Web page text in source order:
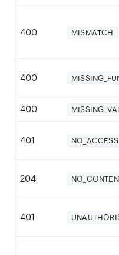
400 MISMATCH
400
400
401 NO_ACCESS
204
401